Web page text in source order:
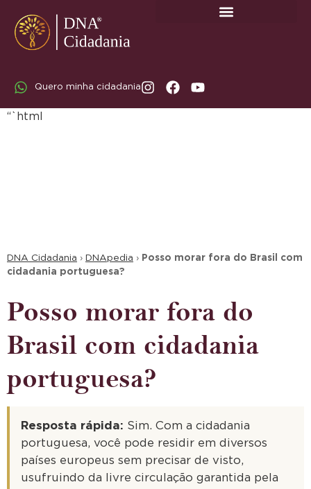
Quero minha cidadania
“`html
DNA Cidadania › DNApedia › Posso morar fora do Brasil com
cidadania portuguesa?
Posso morar fora do
Brasil com cidadania
portuguesa?
Resposta rápida: Sim. Com a cidadania
portuguesa, você pode residir em diversos
países europeus sem precisar de visto,
usufruindo da livre circulação garantida pela